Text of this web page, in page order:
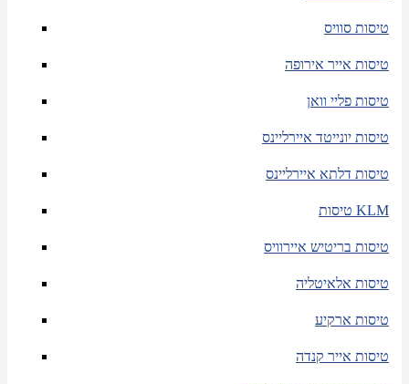
טיסות סוויס
טיסות אייר אירופה
טיסות פליי וואן
טיסות יונייטד איירליינס
טיסות דלתא איירליינס
טיסות KLM
טיסות בריטיש איירוויס
טיסות אלאיטליה
טיסות ארקיע
טיסות אייר קנדה